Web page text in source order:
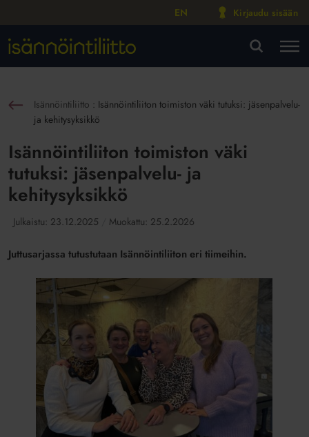
EN Kirjaudu sisään
Isännöintiliitto : Isännöintiliiton toimiston väki tutuksi: jäsenpalvelu-
ja kehitysyksikkö
Isännöintiliiton toimiston väki
tutuksi: jäsenpalvelu- ja
kehitysyksikkö
Julkaistu: 23.12.2025 Muokattu: 25.2.2026
Juttusarjassa tutustutaan Isännöintiliiton eri tiimeihin.